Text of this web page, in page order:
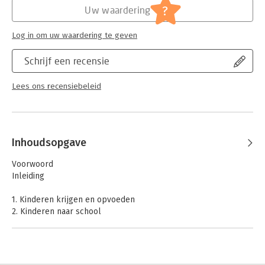
Schrijf een recensie
Lees ons recensiebeleid
Uw waardering ?
Log in om uw waardering te geven
Inhoudsopgave
Voorwoord
Inleiding
1. Kinderen krijgen en opvoeden
2. Kinderen naar school